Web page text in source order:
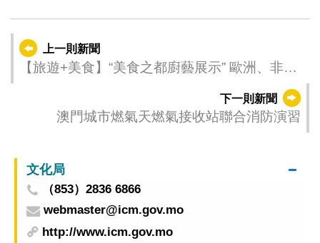
上一則新聞
【旅遊+美食】“美食之都廚藝展示” 歐洲、非
下一則新聞
澳門城市燃氣天燃氣接收站聯合消防演習
文化局
（853）2836 6866
webmaster@icm.gov.mo
http://www.icm.gov.mo